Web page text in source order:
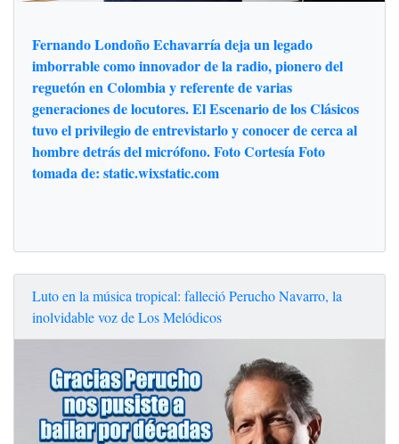
Fernando Londoño Echavarría deja un legado
imborrable como innovador de la radio, pionero del
reguetón en Colombia y referente de varias
generaciones de locutores. El Escenario de los Clásicos
tuvo el privilegio de entrevistarlo y conocer de cerca al
hombre detrás del micrófono. Foto Cortesía Foto
tomada de: static.wixstatic.com
Luto en la música tropical: falleció Perucho Navarro, la
inolvidable voz de Los Melódicos